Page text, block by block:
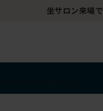
坐サロン来場で